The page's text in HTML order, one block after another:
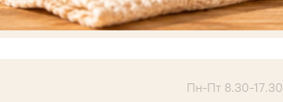
Пн-Пт 8.30-17.30